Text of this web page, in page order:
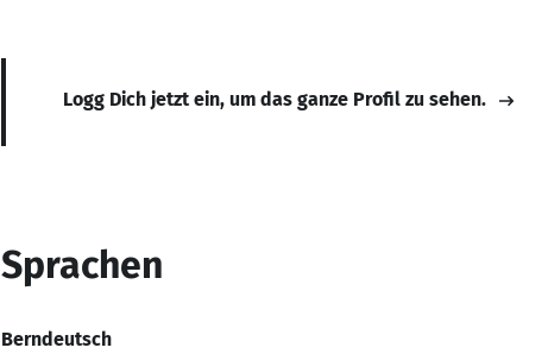
Logg Dich jetzt ein, um das ganze Profil zu sehen.
Sprachen
Berndeutsch